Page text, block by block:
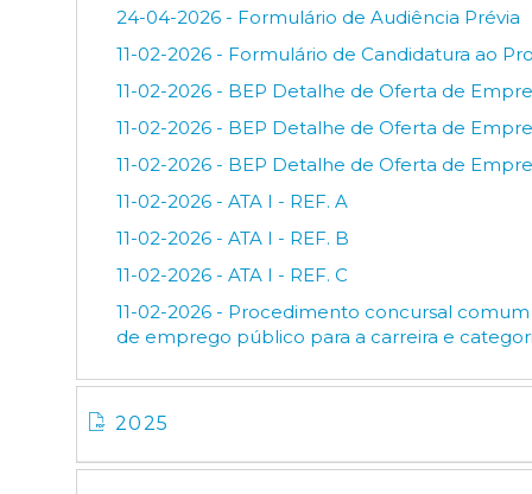
24-04-2026 - Formulário de Audiência Prévia
11-02-2026 - Formulário de Candidatura ao
11-02-2026 - BEP Detalhe de Oferta de
11-02-2026 - BEP Detalhe de Oferta de
11-02-2026 - BEP Detalhe de Oferta de
11-02-2026 - ATA I - REF. A
11-02-2026 - ATA I - REF. B
11-02-2026 - ATA I - REF. C
11-02-2026 - Procedimento concursal
de emprego público para a carreira e
2025